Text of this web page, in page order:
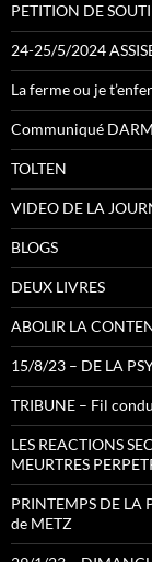
PETITION DE
24-25/5/2024
La ferme ou je
Communiqué
TOLTEN
VIDEO DE LA
BLOGS
DEUX LIVRES
ABOLIR LA
15/8/23 – DE LA
TRIBUNE – Fil
LES REACTIONS
MEURTRES
PRINTEMPS DE LA
de METZ